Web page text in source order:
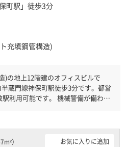
町駅 」徒歩3分
充填鋼管構造)
)の地上12階建のオフィスビルで
利用可能です。 機械警備が備わっ
要なお客様には必見です。１フロア
。
） お気に入りに追加